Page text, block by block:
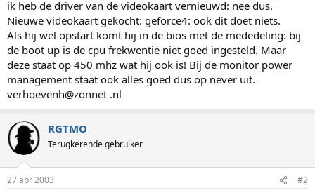
ik heb de driver van de videokaart vernieuwd: nee dus.
Nieuwe videokaart gekocht: geforce4: ook dit doet niets.
Als hij wel opstart komt hij in de bios met de mededeling: bij
de boot up is de cpu frekwentie niet goed ingesteld. Maar
deze staat op 450 mhz wat hij ook is! Bij de monitor power
management staat ook alles goed dus op never uit.
verhoevenh@zonnet .nl
RGTMO
Terugkerende gebruiker
27 apr 2003 #2